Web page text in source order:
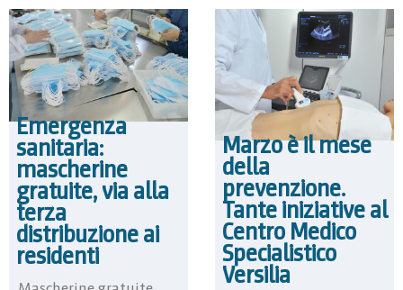
Emergenza
sanitaria:
mascherine
gratuite, via alla
terza
distribuzione ai
residenti
Marzo è il mese
della
prevenzione.
Tante iniziative al
Centro Medico
Specialistico
Versilia